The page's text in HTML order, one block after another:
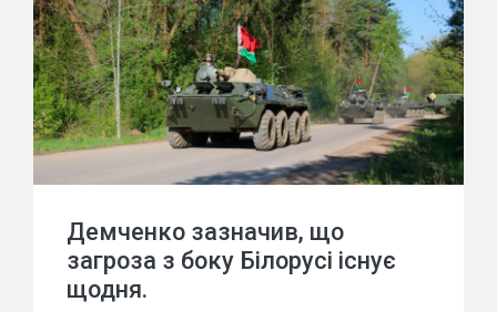
Демченко зазначив, що
загроза з боку Білорусі існує
щодня.